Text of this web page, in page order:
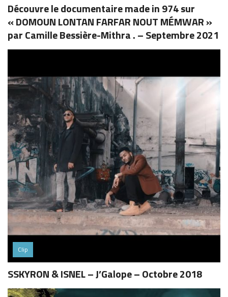
Découvre le documentaire made in 974 sur
« DOMOUN LONTAN FARFAR NOUT MÉMWAR »
par Camille Bessière-Mithra . – Septembre 2021
Clip
SSKYRON & ISNEL – J’Galope – Octobre 2018